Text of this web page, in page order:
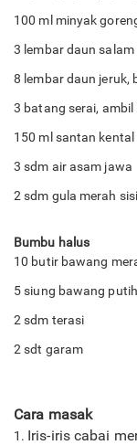
100 ml minyak
3 lembar daun salam
8 lembar daun jeruk,
3 batang serai,
150 ml santan kental
3 sdm air asam jawa
2 sdm gula merah
Bumbu halus
10 butir bawang
5 siung bawang putih
2 sdm terasi
2 sdt garam
Cara masak
Iris-iris cabai